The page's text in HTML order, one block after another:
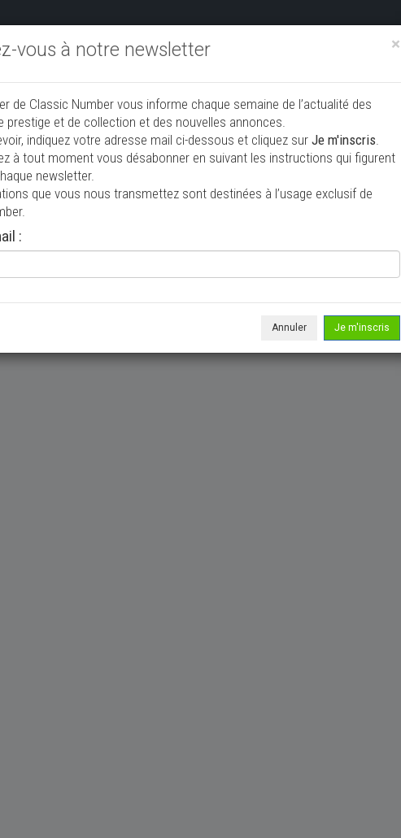
une annonce
à vendre
correspond à votre recherche, veuillez modifier vos critères de recherche...
×
vous à notre newsletter
de Classic Number vous informe chaque semaine de l’actualité des
prestige et de collection et des nouvelles annonces.
indiquez votre adresse mail ci-dessous et cliquez sur Je m'inscris.
à tout moment vous désabonner en suivant les instructions qui figurent
newsletter.
que vous nous transmettez sont destinées à l’usage exclusif de
:
Annuler Je m'inscris